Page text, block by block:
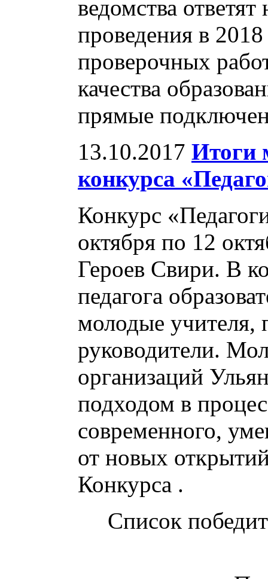
ведомства
проведения в
проверочных
качества
прямые
13.10.2017 Итоги
конкурса
Конкурс
октября по 12
Героев Свири. В
педагога
молодые учителя,
руководители.
организаций
подходом в
современного,
от новых
Конкурса .
Список